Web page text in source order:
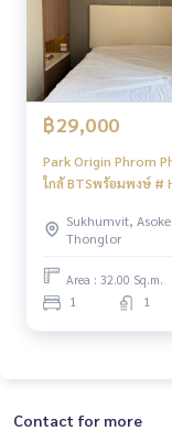
What App+6693-
LINE ID :
o
condo #duplex
pacecondo
earbts #condo
#highfloorcondo
#Year
฿29,000
Park Origin Phrom
ใกล้ BTSพร้อมพงษ์ #
Sukhumvit,
Thonglor
Area : 32.00 Sq.m.
1 1
Contact for more